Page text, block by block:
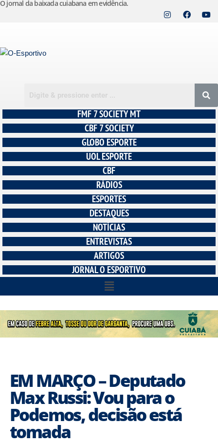
o
O jornal da baixada cuiabana em evidência.
FMF 7 SOCIETY MT
CBF 7 SOCIETY
GLOBO ESPORTE
UOL ESPORTE
CBF
RÁDIOS
ESPORTES
DESTAQUES
NOTÍCIAS
ENTREVISTAS
ARTIGOS
JORNAL O ESPORTIVO
EM MARÇO – Deputado
Max Russi: Vou para o
Podemos, decisão está
tomada